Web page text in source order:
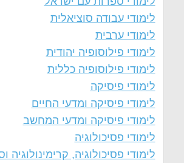
לימודי עבודה סוציאלית
לימודי ערבית
לימודי פילוסופיה יהודית
לימודי פילוסופיה כללית
לימודי פיסיקה
לימודי פיסיקה ומדעי החיים
לימודי פיסיקה ומדעי המחשב
לימודי פסיכולוגיה
לימודי פסיכולוגיה, קרימינולוגיה